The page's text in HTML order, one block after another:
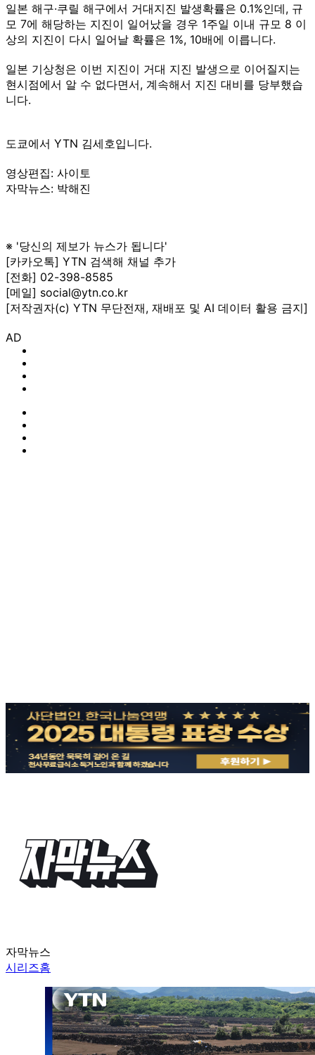
일본 해구·쿠릴 해구에서 거대지진 발생확률은 0.1%인데, 규
모 7에 해당하는 지진이 일어났을 경우 1주일 이내 규모 8 이
상의 지진이 다시 일어날 확률은 1%, 10배에 이릅니다.
일본 기상청은 이번 지진이 거대 지진 발생으로 이어질지는
현시점에서 알 수 없다면서, 계속해서 지진 대비를 당부했습
니다.
도쿄에서 YTN 김세호입니다.
영상편집: 사이토
자막뉴스: 박해진
※ '당신의 제보가 뉴스가 됩니다'
[카카오톡] YTN 검색해 채널 추가
[전화] 02-398-8585
[메일] social@ytn.co.kr
[저작권자(c) YTN 무단전재, 재배포 및 AI 데이터 활용 금지]
AD
자막뉴스
시리즈홈